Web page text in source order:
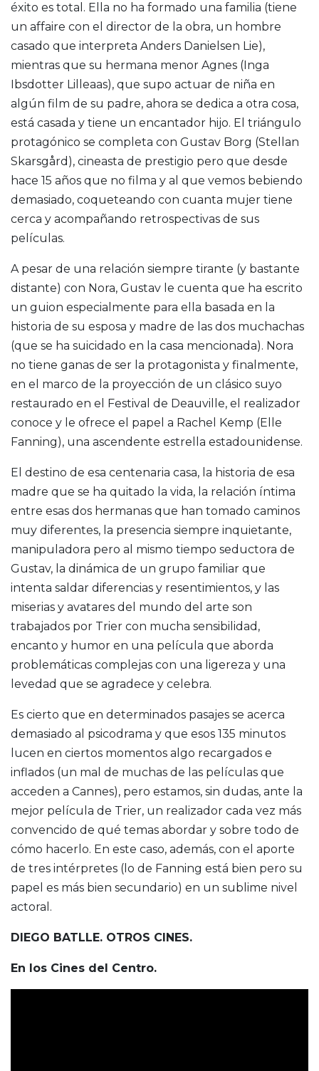
éxito es total. Ella no ha formado una familia (tiene
un affaire con el director de la obra, un hombre
casado que interpreta Anders Danielsen Lie),
mientras que su hermana menor Agnes (Inga
Ibsdotter Lilleaas), que supo actuar de niña en
algún film de su padre, ahora se dedica a otra cosa,
está casada y tiene un encantador hijo. El triángulo
protagónico se completa con Gustav Borg (Stellan
Skarsgård), cineasta de prestigio pero que desde
hace 15 años que no filma y al que vemos bebiendo
demasiado, coqueteando con cuanta mujer tiene
cerca y acompañando retrospectivas de sus
películas.
A pesar de una relación siempre tirante (y bastante
distante) con Nora, Gustav le cuenta que ha escrito
un guion especialmente para ella basada en la
historia de su esposa y madre de las dos muchachas
(que se ha suicidado en la casa mencionada). Nora
no tiene ganas de ser la protagonista y finalmente,
en el marco de la proyección de un clásico suyo
restaurado en el Festival de Deauville, el realizador
conoce y le ofrece el papel a Rachel Kemp (Elle
Fanning), una ascendente estrella estadounidense.
El destino de esa centenaria casa, la historia de esa
madre que se ha quitado la vida, la relación íntima
entre esas dos hermanas que han tomado caminos
muy diferentes, la presencia siempre inquietante,
manipuladora pero al mismo tiempo seductora de
Gustav, la dinámica de un grupo familiar que
intenta saldar diferencias y resentimientos, y las
miserias y avatares del mundo del arte son
trabajados por Trier con mucha sensibilidad,
encanto y humor en una película que aborda
problemáticas complejas con una ligereza y una
levedad que se agradece y celebra.
Es cierto que en determinados pasajes se acerca
demasiado al psicodrama y que esos 135 minutos
lucen en ciertos momentos algo recargados e
inflados (un mal de muchas de las películas que
acceden a Cannes), pero estamos, sin dudas, ante la
mejor película de Trier, un realizador cada vez más
convencido de qué temas abordar y sobre todo de
cómo hacerlo. En este caso, además, con el aporte
de tres intérpretes (lo de Fanning está bien pero su
papel es más bien secundario) en un sublime nivel
actoral.
DIEGO BATLLE. OTROS CINES.
En los Cines del Centro.